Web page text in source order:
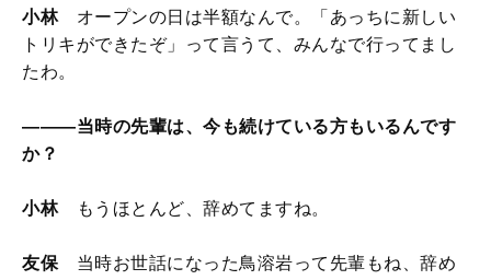
小林オープンの日は半額なんで。「あっちに新しい
トリキができたぞ」って言うて、みんなで行ってまし
たわ。
―――当時の先輩は、今も続けている方もいるんです
か？
小林もうほとんど、辞めてますね。
友保 当時お世話になった鳥溶岩って先輩もね、辞め